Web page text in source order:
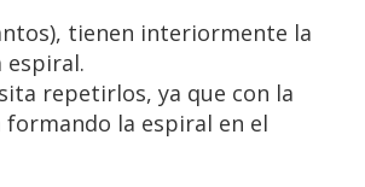
tienen interiormente la
espiral.
repetirlos, ya que con la
formando la espiral en el